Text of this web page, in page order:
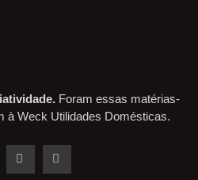
Foram essas matérias-
à Weck Utilidades Domésticas.